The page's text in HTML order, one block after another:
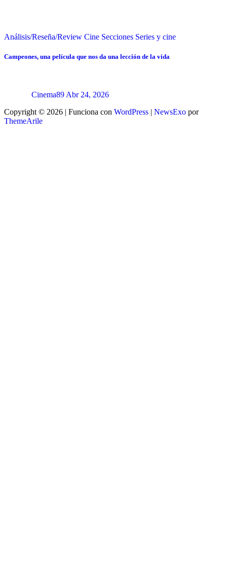
Análisis/Reseña/Review Cine Secciones Series y cine
Campeones, una película que nos da una lección de la vida
Cinema89 Abr 24, 2026
Copyright © 2026 | Funciona con WordPress | NewsExo por
ThemeArile